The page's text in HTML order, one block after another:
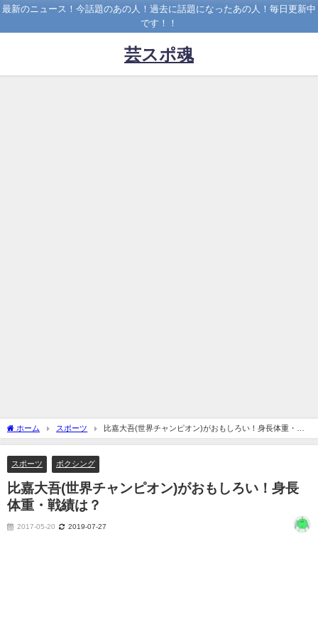
最新のニュース！今話題のあの人！過去に話題になったあの人！毎日更新中
です！！
芸スポ魂
ホーム スポーツ
比嘉大吾(世界チャンピオン)がおもしろい！身長体重・戦
績は？
スポーツ ボクシング
比嘉大吾(世界チャンピオン)がおもしろい！身長
体重・戦績は？
2017-05-20 2019-07-27